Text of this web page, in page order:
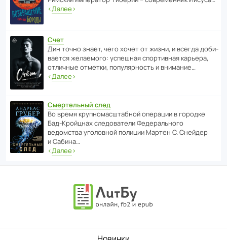
‹Далее›
Счет
Дин точно знает, чего хочет от жизни, и всегда доби­
ва­ется жела­е­мого: успе­шная спор­ти­вная карьера,
отли­чные отметки, попу­ля­р­ность и внимание…
‹Далее›
Смертельный след
Во время круп­но­мас­ш­та­бной операции в городке
Бад‑Крой­цнах следо­ва­тели Феде­раль­ного
ведомства уголо­вной полиции Мартен С. Снейдер
и Сабина…
‹Далее›